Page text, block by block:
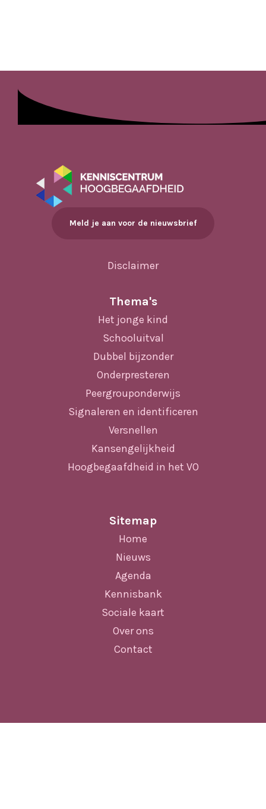
Meld je aan voor de nieuwsbrief
Disclaimer
Thema's
Het jonge kind
Schooluitval
Dubbel bijzonder
Onderpresteren
Peergrouponderwijs
Signaleren en identificeren
Versnellen
Kansengelijkheid
Hoogbegaafdheid in het VO
Sitemap
Home
Nieuws
Agenda
Kennisbank
Sociale kaart
Over ons
Contact